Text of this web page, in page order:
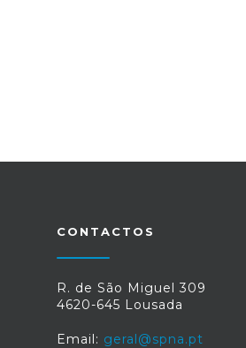
CONTACTOS
R. de São Miguel 309
4620-645 Lousada
Email: geral@spna.pt